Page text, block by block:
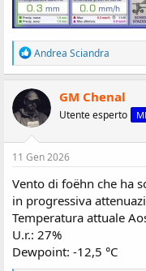
R
e
a
z
i
o
n
i
:
Andrea Sciandra
GM Chenal
Utente esperto
11 Gen 2026
Vento di foëhn che ha
in progressiva
Temperatura attuale
U.r.: 27%
Dewpoint: -12,5 °C